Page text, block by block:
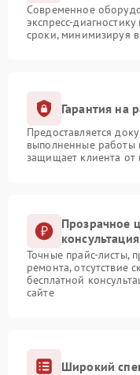
Современное
экспресс-
сроки, минимизируя
Гарантия на
Предоставляется
выполненные работы
защищает клиента от
Прозрачное
консультация
Точные прайс-листы,
ремонта, отсутствие
бесплатной
сайте
Широкий